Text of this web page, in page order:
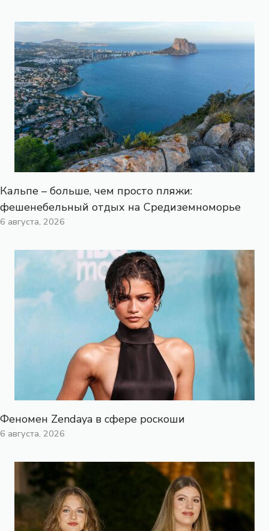
Кальпе – больше, чем просто пляжи:
фешенебельный отдых на Средиземноморье
6 августа, 2026
Феномен Zendaya в сфере роскоши
6 августа, 2026